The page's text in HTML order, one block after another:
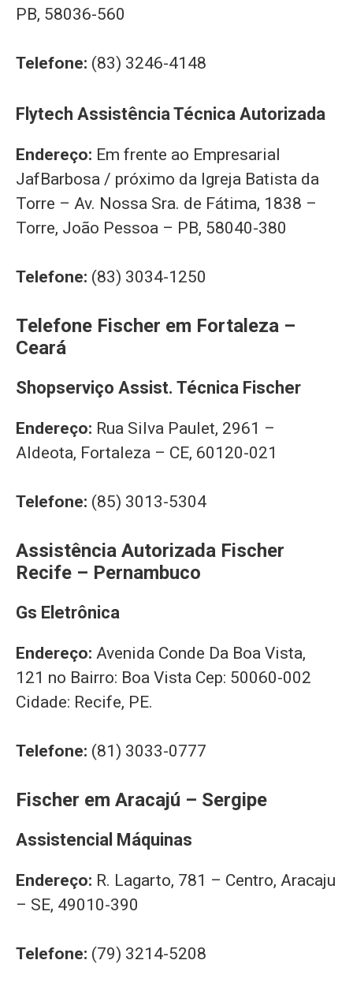
PB, 58036-560
Telefone: (83) 3246-4148
Flytech Assistência Técnica Autorizada
Endereço: Em frente ao Empresarial
JafBarbosa / próximo da Igreja Batista da
Torre – Av. Nossa Sra. de Fátima, 1838 –
Torre, João Pessoa – PB, 58040-380
Telefone: (83) 3034-1250
Telefone Fischer em Fortaleza –
Ceará
Shopserviço Assist. Técnica Fischer
Endereço: Rua Silva Paulet, 2961 –
Aldeota, Fortaleza – CE, 60120-021
Telefone: (85) 3013-5304
Assistência Autorizada Fischer
Recife – Pernambuco
Gs Eletrônica
Endereço: Avenida Conde Da Boa Vista,
121 no Bairro: Boa Vista Cep: 50060-002
Cidade: Recife, PE.
Telefone: (81) 3033-0777
Fischer em Aracajú – Sergipe
Assistencial Máquinas
Endereço: R. Lagarto, 781 – Centro, Aracaju
– SE, 49010-390
Telefone: (79) 3214-5208